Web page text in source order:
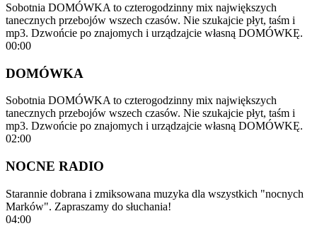
Sobotnia DOMÓWKA to czterogodzinny mix największych
tanecznych przebojów wszech czasów. Nie szukajcie płyt, taśm i
mp3. Dzwońcie po znajomych i urządzajcie własną DOMÓWKĘ.
00:00
DOMÓWKA
Sobotnia DOMÓWKA to czterogodzinny mix największych
tanecznych przebojów wszech czasów. Nie szukajcie płyt, taśm i
mp3. Dzwońcie po znajomych i urządzajcie własną DOMÓWKĘ.
02:00
NOCNE RADIO
Starannie dobrana i zmiksowana muzyka dla wszystkich "nocnych
Marków". Zapraszamy do słuchania!
04:00